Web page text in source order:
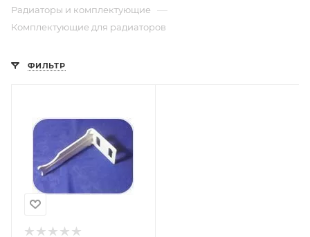
Радиаторы и комплектующие —
Комплектующие для радиаторов
ФИЛЬТР